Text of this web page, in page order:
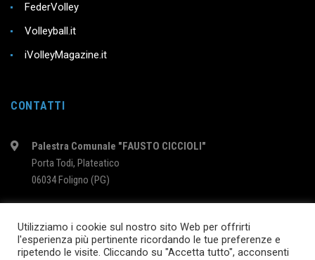
FederVolley
Volleyball.it
iVolleyMagazine.it
CONTATTI
Palestra Comunale "FAUSTO CICCIOLI"
Porta Todi, Plateatico
06034 Foligno (PG)
Utilizziamo i cookie sul nostro sito Web per offrirti
l'esperienza più pertinente ricordando le tue preferenze e
ripetendo le visite. Cliccando su "Accetta tutto", acconsenti